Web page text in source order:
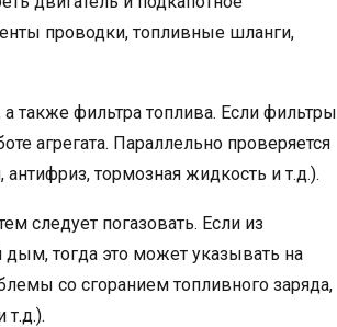
проводки, топливные шланги,
также фильтра топлива. Если фильтры
агрегата. Параллельно проверяется
тормозная жидкость и т.д.).
следует погазовать. Если из
тогда это может указывать на
со сгоранием топливного заряда,
т.д.).